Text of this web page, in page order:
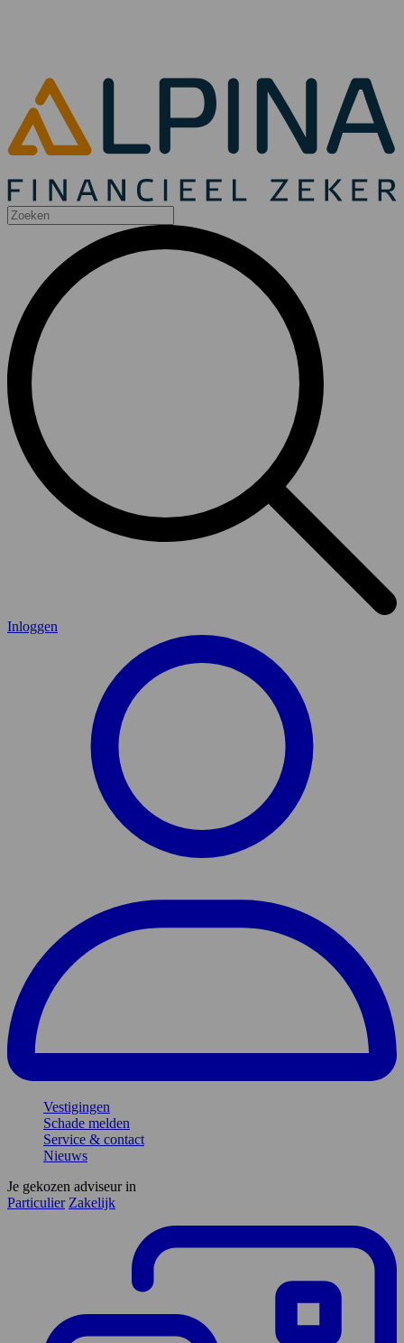
Inloggen
Vestigingen
Schade melden
Service & contact
Nieuws
Je gekozen adviseur in
Particulier Zakelijk